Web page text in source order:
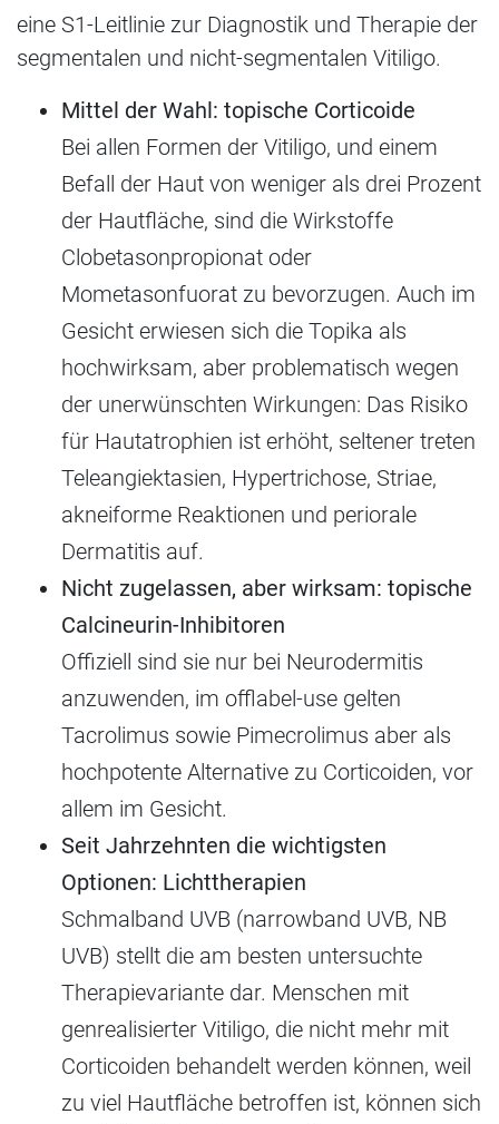
eine S1-Leitlinie zur Diagnostik und Therapie der
segmentalen und nicht-segmentalen Vitiligo.
Mittel der Wahl: topische Corticoide
Bei allen Formen der Vitiligo, und einem
Befall der Haut von weniger als drei Prozent
der Hautfläche, sind die Wirkstoffe
Clobetasonpropionat oder
Mometasonfuorat zu bevorzugen. Auch im
Gesicht erwiesen sich die Topika als
hochwirksam, aber problematisch wegen
der unerwünschten Wirkungen: Das Risiko
für Hautatrophien ist erhöht, seltener treten
Teleangiektasien, Hypertrichose, Striae,
akneiforme Reaktionen und periorale
Dermatitis auf.
Nicht zugelassen, aber wirksam: topische
Calcineurin-Inhibitoren
Offiziell sind sie nur bei Neurodermitis
anzuwenden, im offlabel-use gelten
Tacrolimus sowie Pimecrolimus aber als
hochpotente Alternative zu Corticoiden, vor
allem im Gesicht.
Seit Jahrzehnten die wichtigsten
Optionen: Lichttherapien
Schmalband UVB (narrowband UVB, NB
UVB) stellt die am besten untersuchte
Therapievariante dar. Menschen mit
genrealisierter Vitiligo, die nicht mehr mit
Corticoiden behandelt werden können, weil
zu viel Hautfläche betroffen ist, können sich